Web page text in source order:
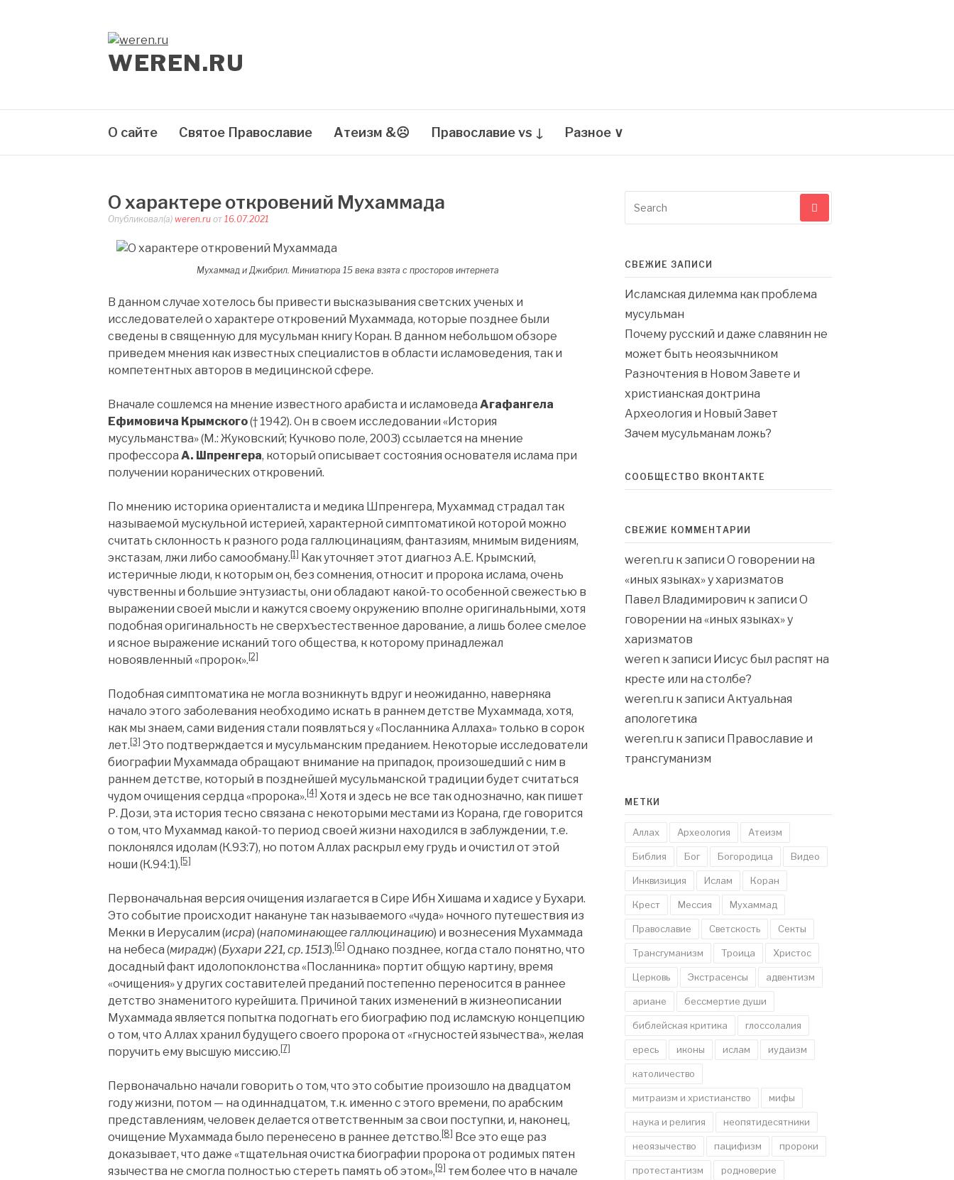
WEREN.RU
О сайте Святое Православие Атеизм &☹ Православие vs ↓ Разное ∨
О характере откровений Мухаммада
Опубликовал(а) weren.ru от 16.07.2021
Мухаммад и Джибрил. Миниатюра 15 века взята с просторов интернета
В данном случае хотелось бы привести высказывания светских ученых и
исследователей о характере откровений Мухаммада, которые позднее были
сведены в священную для мусульман книгу Коран. В данном небольшом обзоре
приведем мнения как известных специалистов в области исламоведения, так и
компетентных авторов в медицинской сфере.
Вначале сошлемся на мнение известного арабиста и исламоведа Агафангела
Ефимовича Крымского(† 1942). Он в своем исследовании «История
мусульманства» (М.: Жуковский; Кучково поле, 2003) ссылается на мнение
профессора А. Шпренгера, который описывает состояния основателя ислама при
получении коранических откровений.
По мнению историка ориенталиста и медика Шпренгера, Мухаммад страдал так
называемой мускульной истерией, характерной симптоматикой которой можно
считать склонность к разного рода галлюцинациям, фантазиям, мнимым видениям,
экстазам, лжи либо самообману.[1] Как уточняет этот диагноз А.Е. Крымский,
истеричные люди, к которым он, без сомнения, относит и пророка ислама, очень
чувственны и большие энтузиасты, они обладают какой-то особенной свежестью в
выражении своей мысли и кажутся своему окружению вполне оригинальными, хотя
подобная оригинальность не сверхъестественное дарование, а лишь более смелое
и ясное выражение исканий того общества, к которому принадлежал
новоявленный «пророк».[2]
Подобная симптоматика не могла возникнуть вдруг и неожиданно, наверняка
начало этого заболевания необходимо искать в раннем детстве Мухаммада, хотя,
как мы знаем, сами видения стали появляться у «Посланника Аллаха» только в сорок
лет.[3] Это подтверждается и мусульманским преданием. Некоторые исследователи
биографии Мухаммада обращают внимание на припадок, произошедший с ним в
раннем детстве, который в позднейшей мусульманской традиции будет считаться
чудом очищения сердца «пророка».[4] Хотя и здесь не все так однозначно, как пишет
Р. Дози, эта история тесно связана с некоторыми местами из Корана, где говорится
о том, что Мухаммад какой-то период своей жизни находился в заблуждении, т.е.
поклонялся идолам (К.93:7), но потом Аллах раскрыл ему грудь и очистил от этой
ноши (К.94:1).[5]
Первоначальная версия очищения излагается в Сире Ибн Хишама и хадисе у Бухари.
Это событие происходит накануне так называемого «чуда» ночного путешествия из
Мекки в Иерусалим (исра) (напоминающее галлюцинацию) и вознесения Мухаммада
на небеса (мирадж) (Бухари 221, ср. 1513).[6] Однако позднее, когда стало понятно, что
досадный факт идолопоклонства «Посланника» портит общую картину, время
«очищения» у других составителей преданий постепенно переносится в раннее
детство знаменитого курейшита. Причиной таких изменений в жизнеописании
Мухаммада является попытка подогнать его биографию под исламскую концепцию
о том, что Аллах хранил будущего своего пророка от «гнусностей язычества», желая
поручить ему высшую миссию.[7]
Первоначально начали говорить о том, что это событие произошло на двадцатом
году жизни, потом — на одиннадцатом, т.к. именно с этого времени, по арабским
представлениям, человек делается ответственным за свои поступки, и, наконец,
очищение Мухаммада было перенесено в раннее детство.[8] Все это еще раз
доказывает, что даже «тщательная очистка биографии пророка от родимых пятен
язычества не смогла полностью стереть память об этом»,[9] тем более что в начале
for:
СВЕЖИЕ ЗАПИСИ
Исламская дилемма как проблема
мусульман
Почему русский и даже славянин не
может быть неоязычником
Разночтения в Новом Завете и
христианская доктрина
Археология и Новый Завет
Зачем мусульманам ложь?
СООБЩЕСТВО ВКОНТАКТЕ
СВЕЖИЕ КОММЕНТАРИИ
weren.ru к записи О говорении на
«иных языках» у харизматов
Павел Владимирович к записи О
говорении на «иных языках» у
харизматов
weren к записи Иисус был распят на
кресте или на столбе?
weren.ru к записи Актуальная
апологетика
weren.ru к записи Православие и
трансгуманизм
МЕТКИ
Аллах Археология Атеизм
Библия Бог Богородица Видео
Инквизиция Ислам Коран
Крест Мессия Мухаммад
Православие Светскость Секты
Трансгуманизм Троица Христос
Церковь Экстрасенсы адвентизм
ариане бессмертие души
библейская критика глоссолалия
ересь иконы ислам иудаизм
католичество
митраизм и христианство мифы
наука и религия неопятидесятники
неоязычество пацифизм пророки
протестантизм родноверие